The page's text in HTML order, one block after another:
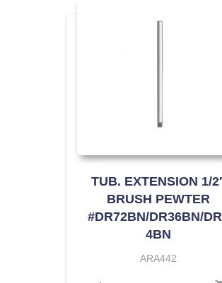
TUB. EXTENSION 1/
BRUSH PEWTER
#DR72BN/DR36BN/
4BN
ARA442